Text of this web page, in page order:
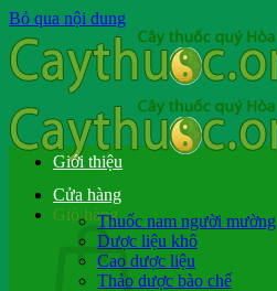
Bỏ qua nội dung
Giỏ hàng
Giới thiệu
Cửa hàng
Thuốc nam người mường
Dược liệu khô
Cao dược liệu
Thảo dược bào chế